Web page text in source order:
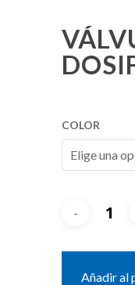
COLOR
Elige una
Añadir al